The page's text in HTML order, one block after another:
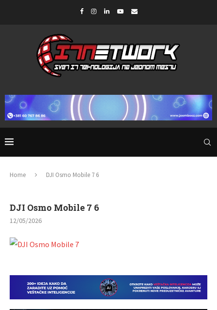
Home DJI Osmo Mobile 7 6
DJI Osmo Mobile 7 6
12/05/2026